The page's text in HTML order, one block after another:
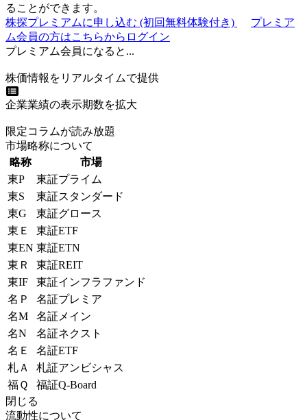
ることができます。
株探プレミアムに申し込む (初回無料体験付き)
プレミア
ム会員の方はこちらからログイン
プレミアム会員になると...
株価情報をリアルタイムで提供
企業業績の表示期数を拡大
限定コラムが読み放題
市場略称について
略称
市場
東P
東証プライム
東S
東証スタンダード
東G
東証グロース
東Ｅ
東証ETF
東EN 東証ETN
東Ｒ
東証REIT
東IF
東証インフラファンド
名Ｐ
名証プレミア
名M
名証メイン
名N
名証ネクスト
名Ｅ
名証ETF
札Ａ
札証アンビシャス
福Ｑ
福証Q-Board
閉じる
流動性について